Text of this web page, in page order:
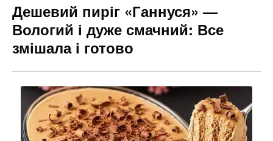
Дешевий пиріг «Ганнуся» —
Вологий і дуже смачний: Все
змішала і готово